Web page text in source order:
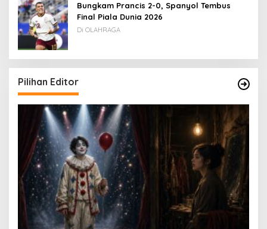
Bungkam Prancis 2-0, Spanyol Tembus
Final Piala Dunia 2026
Di OLAHRAGA
Pilihan Editor